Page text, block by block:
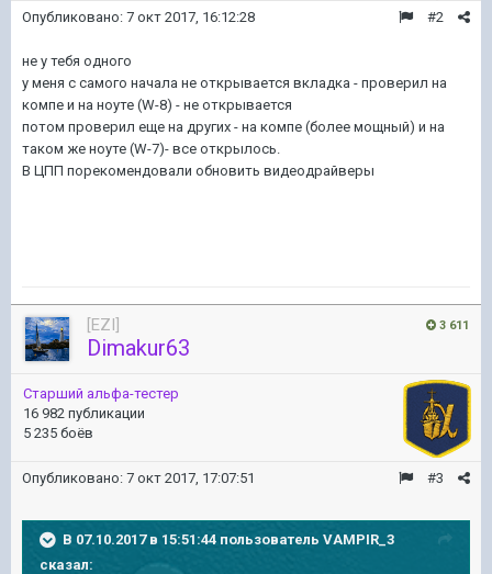
#2
Опубликовано: 7 окт 2017, 16:12:28
не у тебя одного
у меня с самого начала не открывается вкладка - проверил на
компе и на ноуте (W-8) - не открывается
потом проверил еще на других - на компе (более мощный) и на
таком же ноуте (W-7)- все открылось.
В ЦПП порекомендовали обновить видеодрайверы
3 611
[EZI]
Dimakur63
Старший альфа-тестер
16 982 публикации
5 235 боёв
#3
Опубликовано: 7 окт 2017, 17:07:51
В 07.10.2017 в 15:51:44 пользователь VAMPIR_3
сказал: